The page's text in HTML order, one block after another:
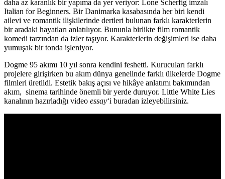
daha az karanlık bir yapıma da yer veriyor: Lone Scherfig imzalı
Italian for Beginners. Bir Danimarka kasabasında her biri kendi
ailevi ve romantik ilişkilerinde dertleri bulunan farklı karakterlerin
bir aradaki hayatları anlatılıyor. Bununla birlikte film romantik
komedi tarzından da izler taşıyor. Karakterlerin değişimleri ise daha
yumuşak bir tonda işleniyor.
Dogme 95 akımı 10 yıl sonra kendini feshetti. Kurucuları farklı
projelere girişirken bu akım dünya genelinde farklı ülkelerde Dogme
filmleri üretildi. Estetik bakış açısı ve hikâye anlatımı bakımından
akım, sinema tarihinde önemli bir yerde duruyor. Little White Lies
kanalının hazırladığı video essay‘i buradan izleyebilirsiniz.